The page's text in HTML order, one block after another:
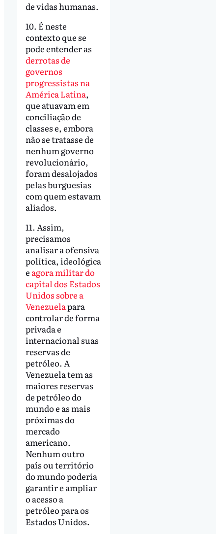
de vidas humanas.
10. É neste
contexto que se
pode entender as
derrotas de
governos
progressistas na
América Latina,
que atuavam em
conciliação de
classes e, embora
não se tratasse de
nenhum governo
revolucionário,
foram desalojados
pelas burguesias
com quem estavam
aliados.
11. Assim,
precisamos
analisar a ofensiva
política, ideológica
e agora militar do
capital dos Estados
Unidos sobre a
Venezuelapara
controlar de forma
privada e
internacional suas
reservas de
petróleo. A
Venezuela tem as
maiores reservas
de petróleo do
mundo e as mais
próximas do
mercado
americano.
Nenhum outro
país ou território
do mundo poderia
garantir e ampliar
o acesso a
petróleo para os
Estados Unidos.